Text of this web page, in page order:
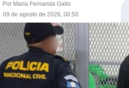
Por Maria Fernanda Gallo
09 de agosto de 2026, 00:50